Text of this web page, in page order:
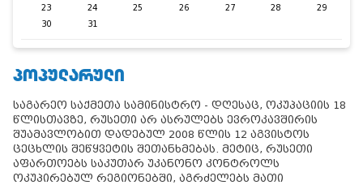
23
24 25 26 27 28
29
30
31
ᲞᲝᲞᲣᲚᲐᲠᲣᲚᲘ
საგარეო საქმეთა სამინისტრო - დღესაც, ოკუპაციის 18
წლისთავზე, რუსეთი არ ასრულებს ევროკავშირის
შუამავლობით დადებულ 2008 წლის 12 აგვისტოს
ცეცხლის შეწყვეტის შეთანხმებას. მეტიც, რუსეთი
აფართოებს საკუთარ უკანონო კონტროლს
ოკუპირებულ რეგიონებში, აგრძელებს მათი